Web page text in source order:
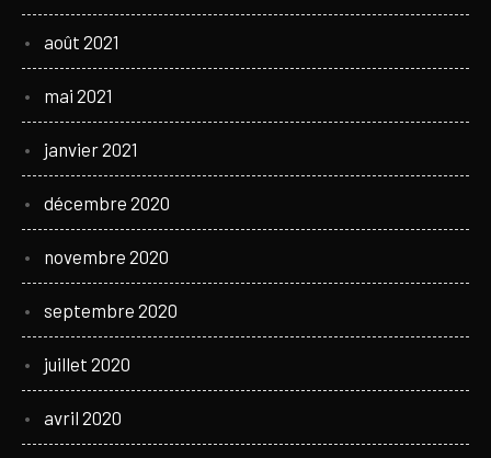
août 2021
mai 2021
janvier 2021
décembre 2020
novembre 2020
septembre 2020
juillet 2020
avril 2020